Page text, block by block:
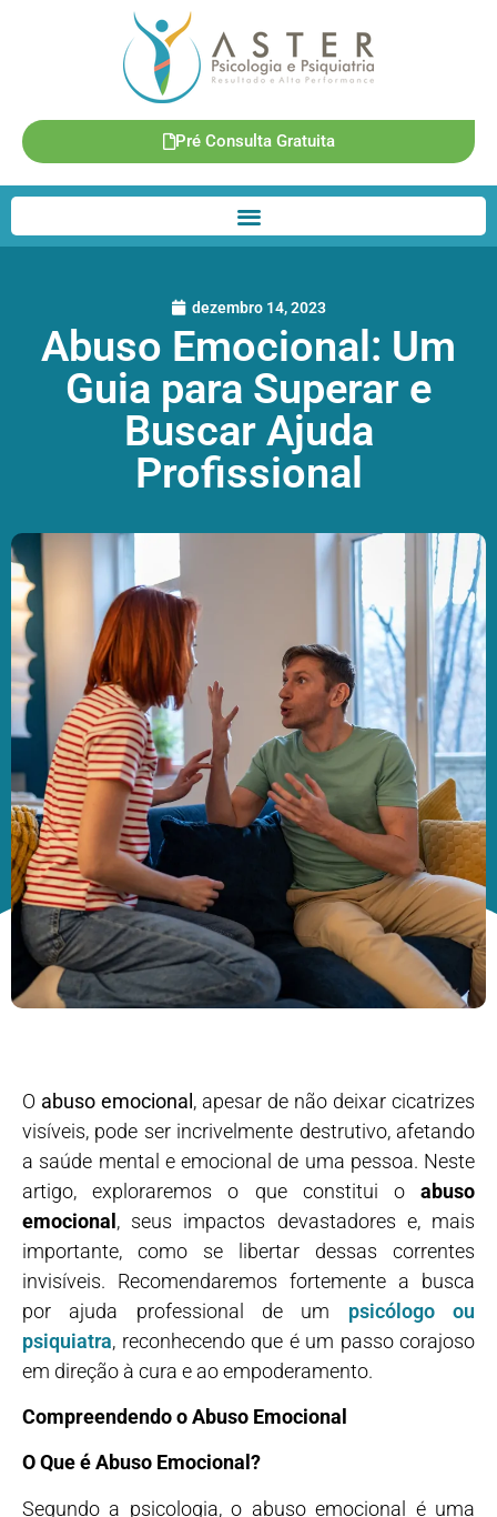
Pré Consulta Gratuita
dezembro 14, 2023
Abuso Emocional: Um
Guia para Superar e
Buscar Ajuda
Profissional
O abuso emocional, apesar de não deixar cicatrizes
visíveis, pode ser incrivelmente destrutivo, afetando
a saúde mental e emocional de uma pessoa. Neste
artigo, exploraremos o que constitui o abuso
emocional, seus impactos devastadores e, mais
importante, como se libertar dessas correntes
invisíveis. Recomendaremos fortemente a busca
por ajuda professional de um psicólogo ou
psiquiatra, reconhecendo que é um passo corajoso
em direção à cura e ao empoderamento.
Compreendendo o Abuso Emocional
O Que é Abuso Emocional?
Segundo a psicologia, o abuso emocional é uma